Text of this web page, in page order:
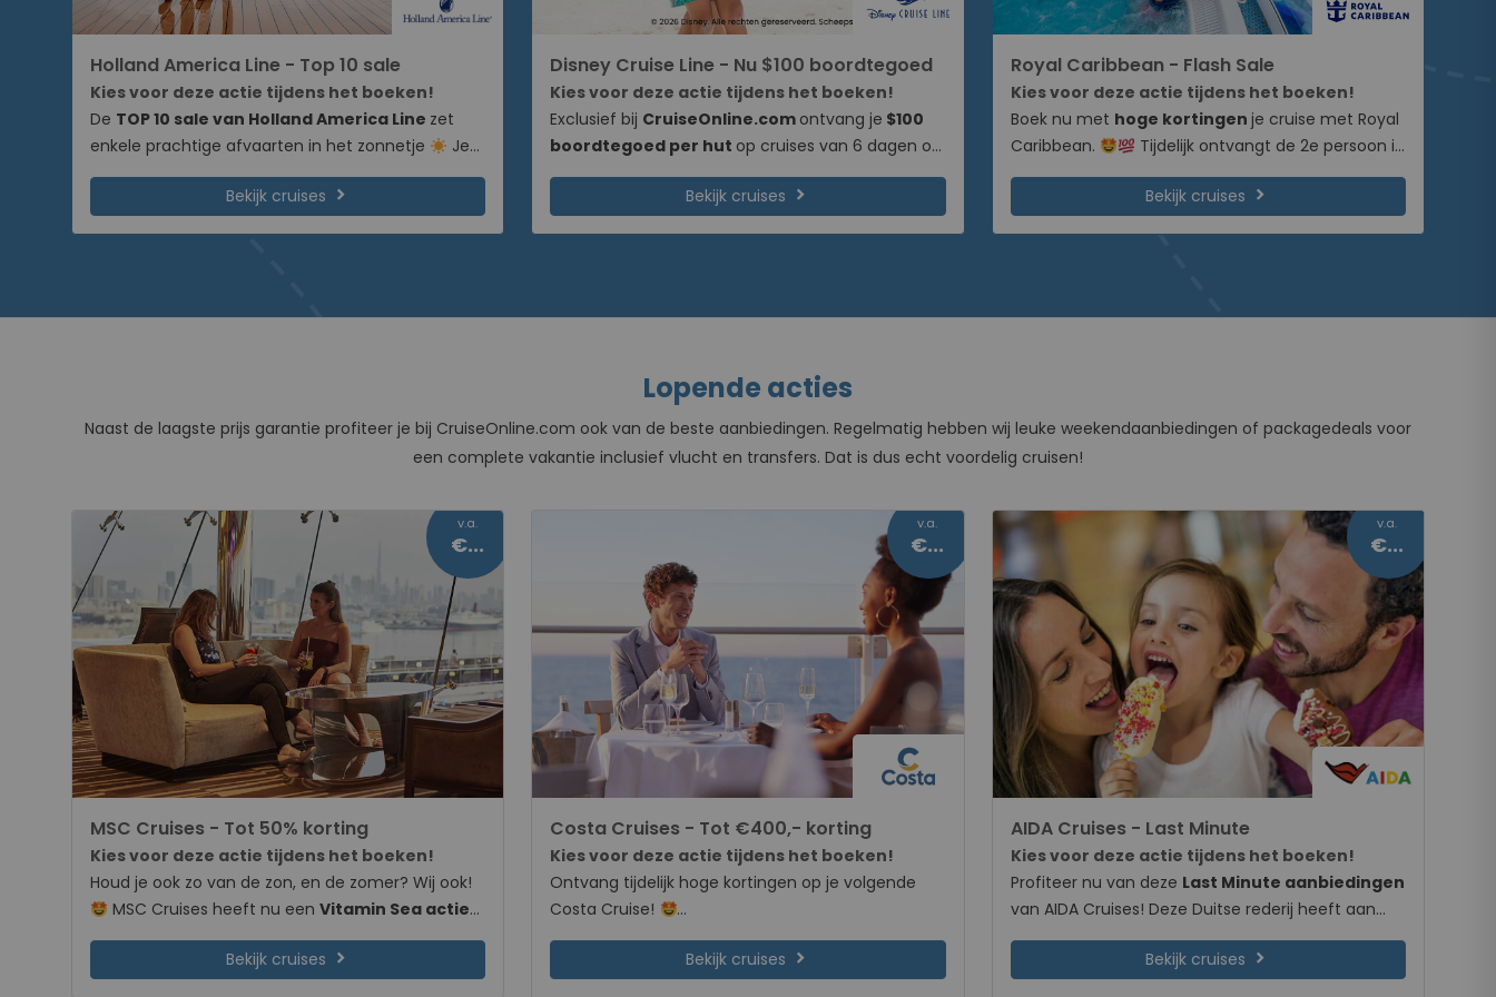
Holland America Line - Top 10 sale
Kies voor deze actie tijdens het boeken!
De TOP 10 sale van Holland America Line zet
enkele prachtige afvaarten in het zonnetje
Je
profiteert van zeer scherpe prijzen voor een
beperkte tijd. Dus pak je kans en boek 1 van de
Bekijk cruises chevron_right
Disney Cruise Line - Nu $100 boordtegoed
Kies voor deze actie tijdens het boeken!
Exclusief bij CruiseOnline.com ontvang je $100
boordtegoed per hut op cruises van 6 dagen of
langer metDisney Cruise Line. Het boordtegoed is
geheel naar eigen wens te besteden aan boord en
Bekijk cruises chevron_right
Royal Caribbean - Flash Sale
Kies voor deze actie tijdens het boeken!
Boek nu met hoge kortingen je cruise met Royal
Caribbean.
Tijdelijk ontvangt de 2e persoon in
de hut maar liefst60% kortingop de cruiseprijs!
Tijdelijk ontvang je ook tot €775,- EXTRA korting 🤑.
Bekijk cruises chevron_right
Lopende acties
Naast de laagste prijs garantie profiteer je bij CruiseOnline.com ook van de beste aanbiedingen. Regelmatig hebben wij leuke weekendaanbiedingen of packagedeals voor
een complete vakantie inclusief vlucht en transfers. Dat is dus echt voordelig cruisen!
v.a.
€209
MSC Cruises - Tot 50% korting
Kies voor deze actie tijdens het boeken!
Houd je ook zo van de zon, en de zomer? Wij ook!
MSC Cruises heeft nu een
Vitamin Sea actie
voor cruises in de winter van 2026/2027. Zo kun je
nog even dat zonnetje
opzoeken tijdens de
Dankzij deze toffe actie profiteer jij van
die wel oplopen tot 50%. Het is ook mogelijk om
Bekijk cruiseschevron_right
v.a.
€149
Costa Cruises - Tot €400,- korting
Kies voor deze actie tijdens het boeken!
Ontvang tijdelijk hoge kortingen op je volgende
Costa Cruise!
Alhoewel de zomer nog volop in gang is, komt de
winter sneller dan je denkt. Met de Winter Escape
Bekijk cruises chevron_right
v.a.
€429
AIDA Cruises - Last Minute
Kies voor deze actie tijdens het boeken!
Profiteer nu van dezeLast Minute aanbiedingen
van AIDA Cruises! Deze Duitse rederij heeft aan
boord voldoende faciliteiten voor jong en oud.
Boek nu een van de geselecteerde cruises en
extra voordelige cruise tarieven
Wanneer stap jij aan boord van een van de
kleurrijke schepen van AIDA?
Bekijk cruiseschevron_right
Deze actie loopt nog 6 dagen en 4 uur.